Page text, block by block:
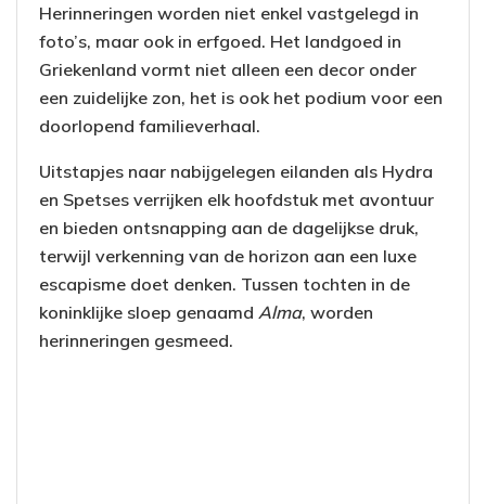
Herinneringen worden niet enkel vastgelegd in
foto’s, maar ook in erfgoed. Het landgoed in
Griekenland vormt niet alleen een decor onder
een zuidelijke zon, het is ook het podium voor een
doorlopend familieverhaal.
Uitstapjes naar nabijgelegen eilanden als Hydra
en Spetses verrijken elk hoofdstuk met avontuur
en bieden ontsnapping aan de dagelijkse druk,
terwijl verkenning van de horizon aan een luxe
escapisme doet denken. Tussen tochten in de
koninklijke sloep genaamd Alma, worden
herinneringen gesmeed.